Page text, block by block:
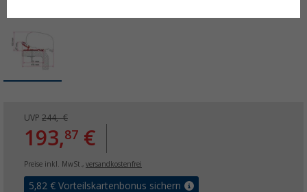
UVP 244,- €
193,87 €
Preise inkl. MwSt., versandkostenfrei
5,82 € Vorteilskartenbonus sichern